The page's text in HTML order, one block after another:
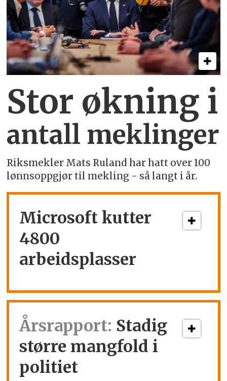
Stor økning i
antall meklinger
Riksmekler Mats Ruland har hatt over 100
lønnsoppgjør til mekling - så langt i år.
Microsoft kutter
4800
arbeidsplasser
Årsrapport: Stadig
større mangfold i
politiet